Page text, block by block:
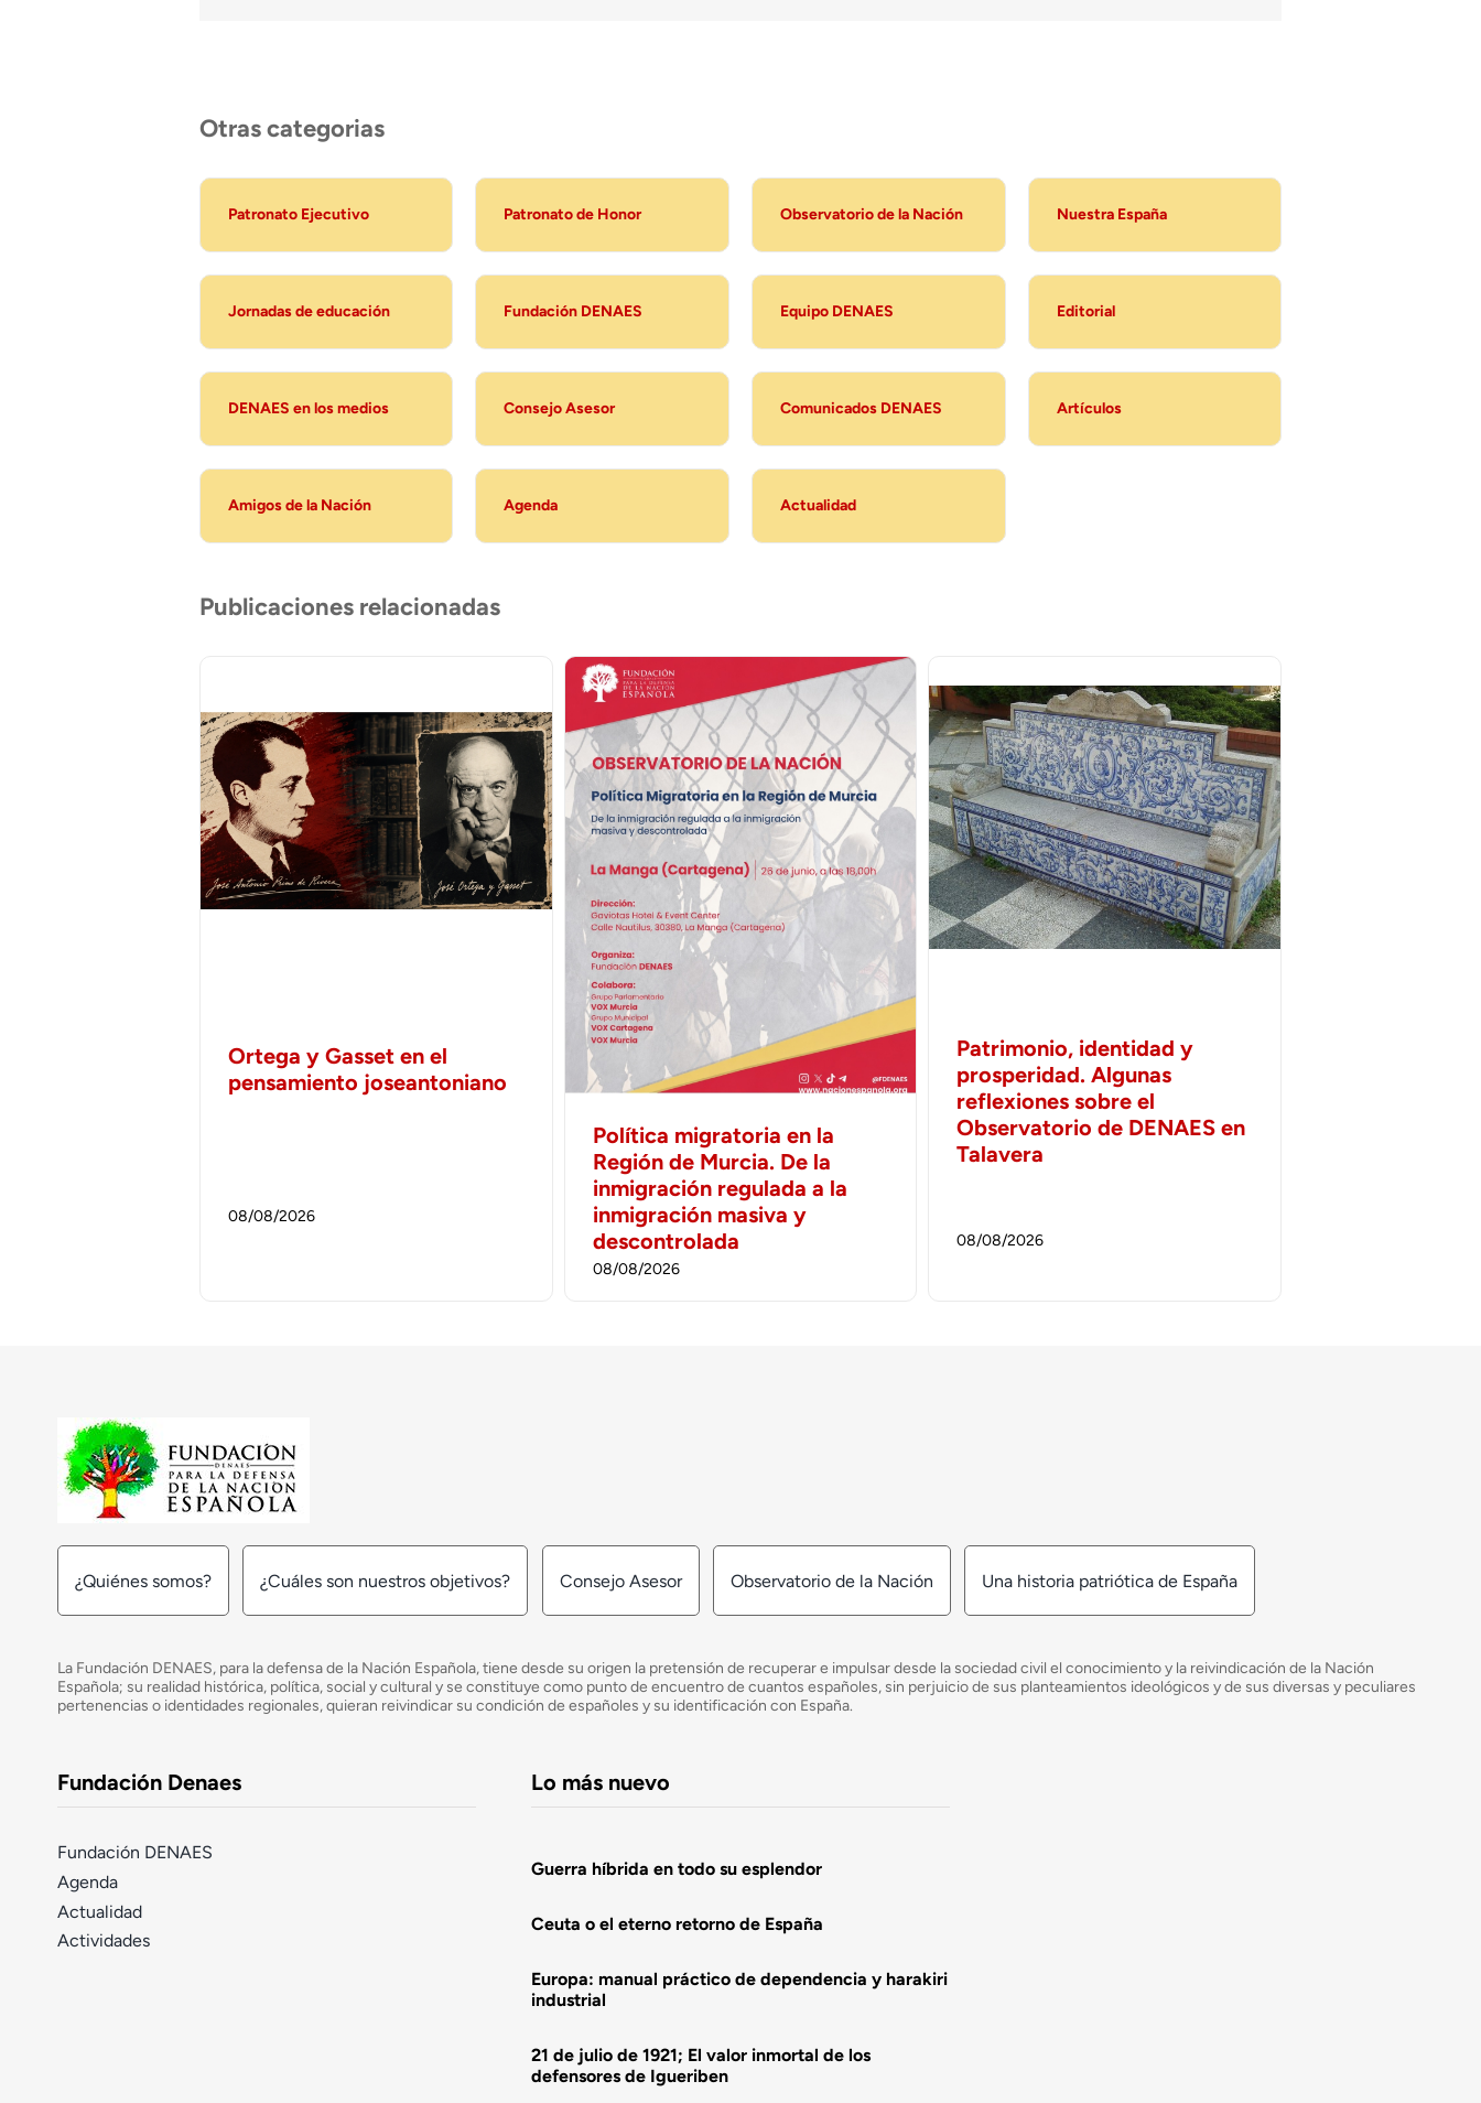
Otras categorias
Patronato Ejecutivo Patronato de Honor Observatorio de la Nación Nuestra España
Jornadas de educación Fundación DENAES Equipo DENAES Editorial
DENAES en los medios Consejo Asesor Comunicados DENAES Artículos
Amigos de la Nación Agenda Actualidad
Publicaciones relacionadas
Ortega y Gasset en el
pensamiento joseantoniano
08/08/2026
Política migratoria en la
Región de Murcia. De la
inmigración regulada a la
inmigración masiva y
descontrolada
08/08/2026
Patrimonio, identidad y
prosperidad. Algunas
reflexiones sobre el
Observatorio de DENAES en
Talavera
08/08/2026
¿Quiénes somos? ¿Cuáles son nuestros objetivos? Consejo Asesor Observatorio de la Nación Una historia patriótica de España
La Fundación DENAES, para la defensa de la Nación Española, tiene desde su origen la pretensión de recuperar e impulsar desde la sociedad civil el conocimiento y la reivindicación de la Nación
Española; su realidad histórica, política, social y cultural y se constituye como punto de encuentro de cuantos españoles, sin perjuicio de sus planteamientos ideológicos y de sus diversas y peculiares
pertenencias o identidades regionales, quieran reivindicar su condición de españoles y su identificación con España.
Fundación Denaes
Fundación DENAES
Agenda
Actualidad
Actividades
Lo más nuevo
Guerra híbrida en todo su esplendor
Ceuta o el eterno retorno de España
Europa: manual práctico de dependencia y harakiri
industrial
21 de julio de 1921; El valor inmortal de los
defensores de Igueriben